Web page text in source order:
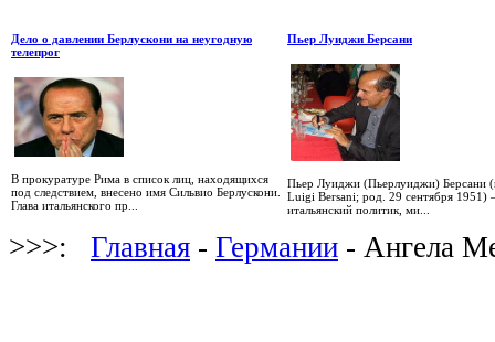
Дело о давлении Берлускони на неугодную
телепрог
В прокуратуре Рима в список лиц, находящихся
под следствием, внесено имя Сильвио Берлускони.
Глава итальянского пр...
Пьер Луиджи Берсани
Пьер Луиджи (Пьерлуиджи) Берсани
Luigi Bersani; род. 29 сентября 1951)
итальянский политик, ми...
>>>: Главная - Германии - Ангела